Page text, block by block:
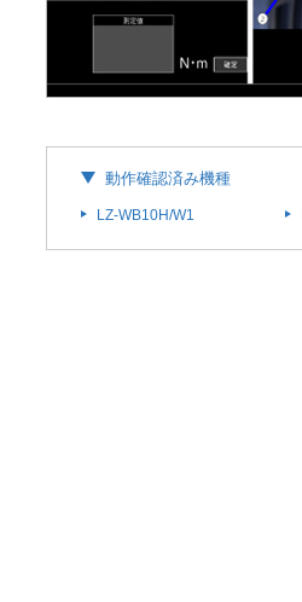
動作確認済み機種
LZ-WB10H/W1